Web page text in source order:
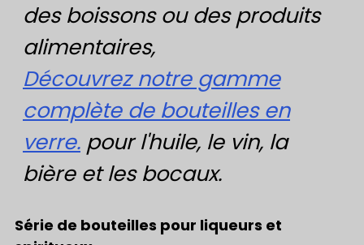
des boissons ou des produits
alimentaires,
Découvrez notre gamme
complète de bouteilles en
verre. pour l'huile, le vin, la
bière et les bocaux.
Série de bouteilles pour liqueurs et